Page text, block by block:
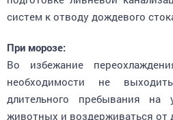
систем к отводу дождевого
Во избежание
необходимости не
длительного пребывания на
животных и воздерживаться от